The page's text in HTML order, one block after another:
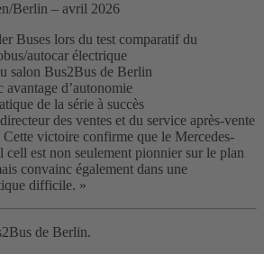
Berlin – avril 2026
Buses lors du test comparatif du
autocar électrique
salon Bus2Bus de Berlin
avantage d’autonomie
de la série à succès
des ventes et du service après-vente
victoire confirme que le Mercedes-
cell est non seulement pionnier sur le plan
convainc également dans une
difficile. »
de Berlin.